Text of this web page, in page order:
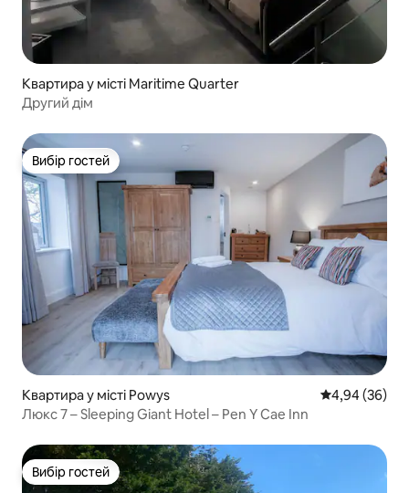
Квартира у місті Maritime Quarter
Другий дім
Вибір гостей
Вибір гостей
Квартира у місті Powys Середня
4,94 (36)
Люкс 7 – Sleeping Giant Hotel – Pen Y Cae Inn
Вибір гостей
Вибір гостей